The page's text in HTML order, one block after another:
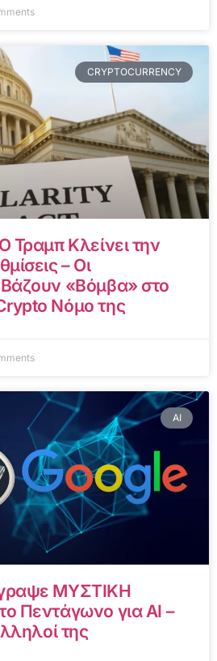
CRYPTOCURRENCY
Τραμπ Κλείνει την
– Οι
Βάζουν «Βόμβα» στο
Νόμο της
AI
ΜΥΣΤΙΚΗ
Πεντάγωνο για AI –
της